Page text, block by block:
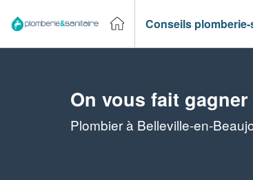
Conseils
On vous fait
Plombier à Belleville-en-